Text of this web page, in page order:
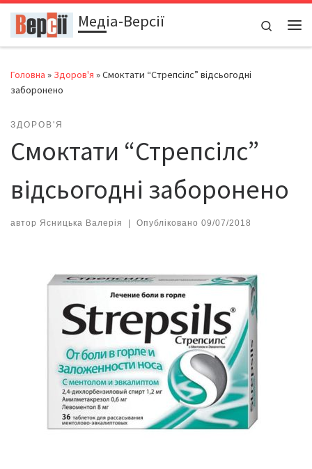
Перейти до вмістуМедіа-Версії
Search
Головна » Здоров'я »Смоктати “Стрепсілс” відсьогодні
заборонено
ЗДОРОВ'Я
Смоктати “Стрепсілс”
відсьогодні заборонено
автор Ясницька Валерія | Опубліковано 09/07/2018